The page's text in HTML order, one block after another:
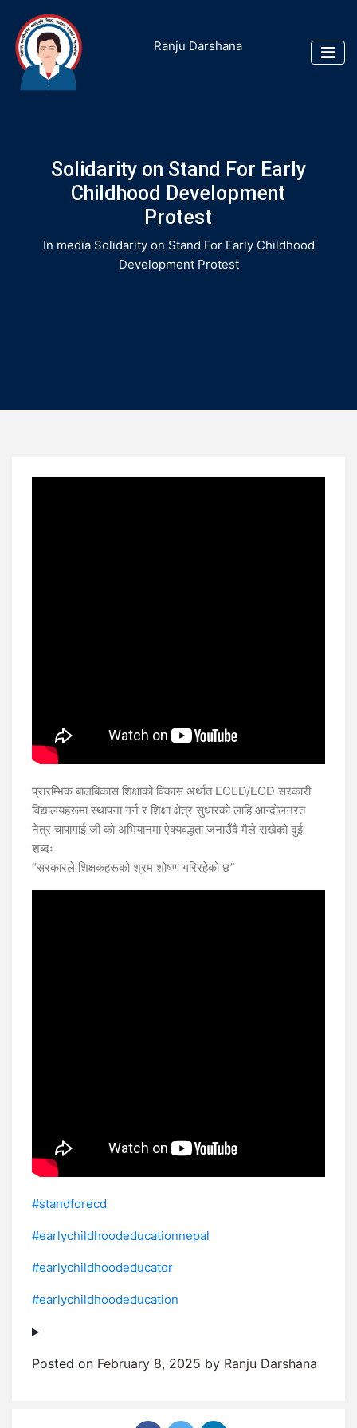
Ranju Darshana
Solidarity on Stand For Early
Childhood Development
Protest
In media Solidarity on Stand For Early Childhood
Development Protest
प्रारम्भिक बालबिकास शिक्षाको विकास अर्थात ECED/ECD सरकारी
विद्यालयहरूमा स्थापना गर्न र शिक्षा क्षेत्र सुधारको लाहि आन्दोलनरत
नेत्र चापागाई जी को अभियानमा ऐक्यवद्धता जनाउँदै मैले राखेको दुई
शब्दः
“सरकारले शिक्षकहरूको श्रम शोषण गरिरहेको छ”
#standforecd
#earlychildhoodeducationnepal
#earlychildhoodeducator
#earlychildhoodeducation
Posted on February 8, 2025 by Ranju Darshana